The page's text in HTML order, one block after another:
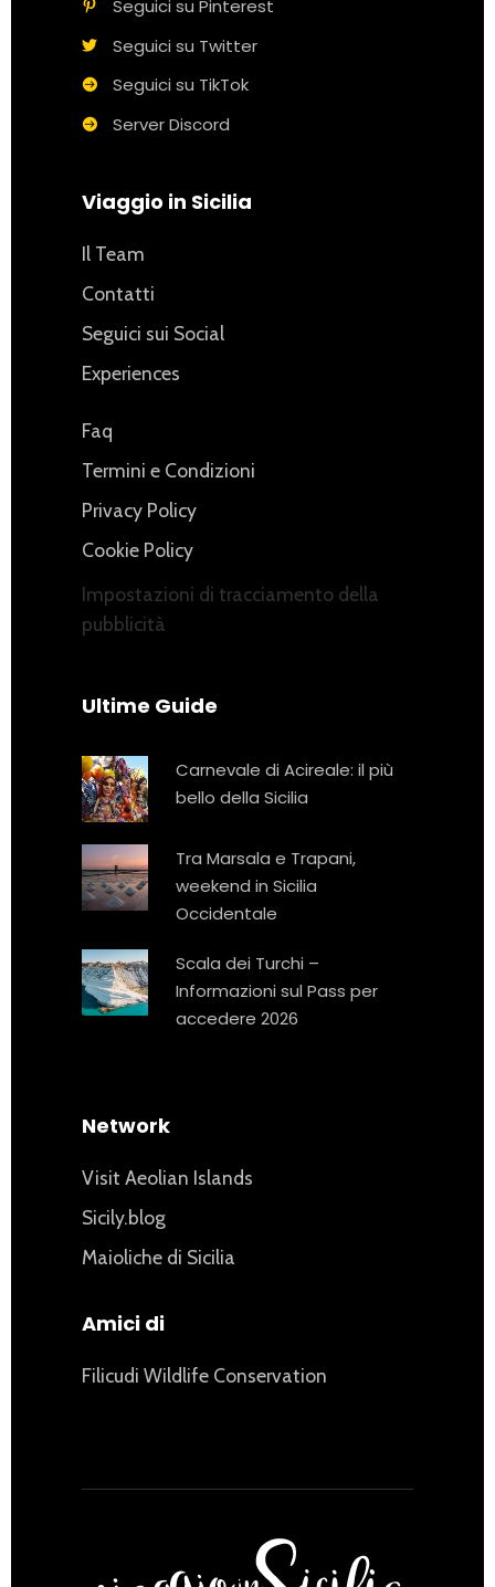
Seguici su Pinterest
Seguici su Twitter
Seguici su TikTok
Server Discord
Viaggio in Sicilia
Il Team
Contatti
Seguici sui Social
Experiences
Faq
Termini e Condizioni
Privacy Policy
Cookie Policy
Impostazioni di tracciamento della
pubblicità
Ultime Guide
Carnevale di Acireale: il più
bello della Sicilia
Tra Marsala e Trapani,
weekend in Sicilia
Occidentale
Scala dei Turchi –
Informazioni sul Pass per
accedere 2026
Network
Visit Aeolian Islands
Sicily.blog
Maioliche di Sicilia
Amici di
Filicudi Wildlife Conservation